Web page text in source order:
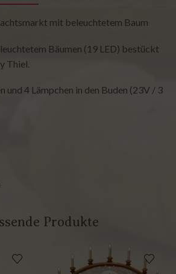
mit beleuchtetem Baum
Bäumen (19 LED) bestückt
Thiel.
und 4 Lämpchen in den Buden (23V / 3
Produkte